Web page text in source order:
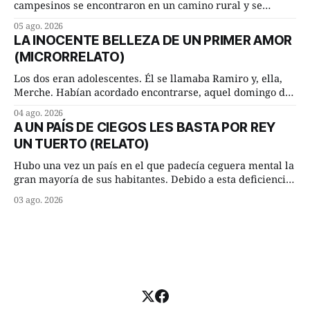
campesinos se encontraron en un camino rural y se
remolachas, Manuel? —quiso saber uno. —Eso acabo de
hacer, Paco. ¿Cómo va ese maíz tuyo? --se interesó el otro.
—De momento mejor
05 ago. 2026
LA INOCENTE BELLEZA DE UN PRIMER AMOR
(MICRORRELATO)
Los dos eran adolescentes. Él se llamaba Ramiro y, ella,
Merche. Habían acordado encontrarse, aquel domingo de
lugar del río que debía este nombre a la pronunciada
curva que la corriente fluvial presentaba en aquel punto.
Habían dispuesto que
04 ago. 2026
A UN PAÍS DE CIEGOS LES BASTA POR REY
UN TUERTO (RELATO)
Hubo una vez un país en el que padecía ceguera mental la
gran mayoría de sus habitantes. Debido a esta deficiencia,
superiores en número a los que no padecían ninguna
03 ago. 2026